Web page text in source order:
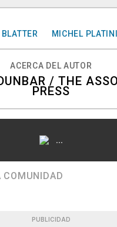
MICHEL PLATINI
ACERCA DEL AUTOR
/ THE
PRESS
...
COMUNIDAD
PUBLICIDAD